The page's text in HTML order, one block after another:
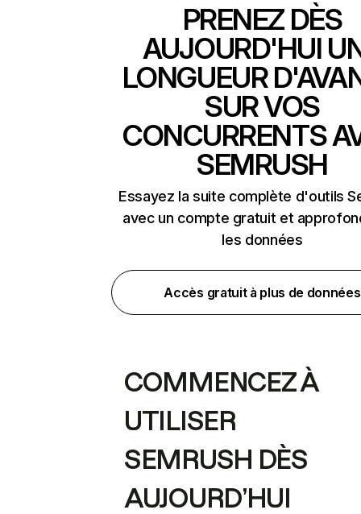
PRENEZ DÈS
AUJOURD'HUI
LONGUEUR
SUR VOS
CONCURRENTS
SEMRUSH
Essayez la suite complète d'outils
avec un compte gratuit et
les données
Accès gratuit à plus de données
COMMENCEZ À
UTILISER
SEMRUSH DÈS
AUJOURD’HUI